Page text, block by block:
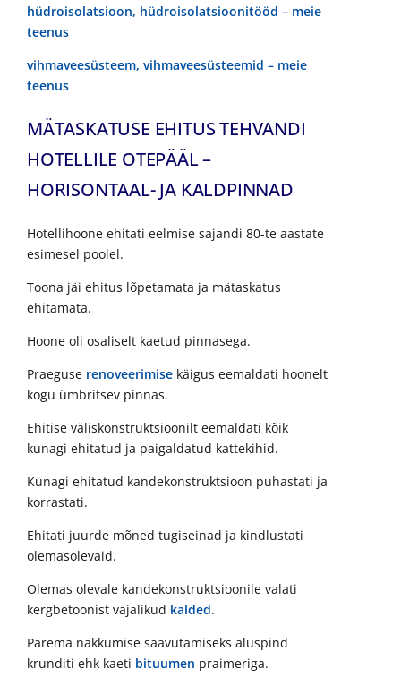
hüdroisolatsioon, hüdroisolatsioonitööd – meie
teenus
vihmaveesüsteem, vihmaveesüsteemid – meie
teenus
MÄTASKATUSE EHITUS TEHVANDI
HOTELLILE OTEPÄÄL –
HORISONTAAL- JA KALDPINNAD
Hotellihoone ehitati eelmise sajandi 80-te aastate
esimesel poolel.
Toona jäi ehitus lõpetamata ja mätaskatus
ehitamata.
Hoone oli osaliselt kaetud pinnasega.
Praeguse renoveerimise käigus eemaldati hoonelt
kogu ümbritsev pinnas.
Ehitise väliskonstruktsioonilt eemaldati kõik
kunagi ehitatud ja paigaldatud kattekihid.
Kunagi ehitatud kandekonstruktsioon puhastati ja
korrastati.
Ehitati juurde mõned tugiseinad ja kindlustati
olemasolevaid.
Olemas olevale kandekonstruktsioonile valati
kergbetoonist vajalikud kalded.
Parema nakkumise saavutamiseks aluspind
krunditi ehk kaeti bituumen praimeriga.